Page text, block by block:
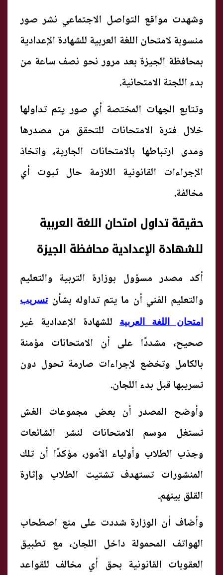
وشهدت مواقع التواصل الاجتماعي نشر صور
منسوبة لامتحان اللغة العربية للشهادة الإعدادية
بمحافظة الجيزة بعد مرور نحو نصف ساعة من
بدء اللجنة الامتحانية.
وتتابع الجهات المختصة أي صور يتم تداولها
خلال فترة الامتحانات للتحقق من مصدرها
ومدى ارتباطها بالامتحانات الجارية، واتخاذ
الإجراءات القانونية اللازمة حال ثبوت أي
مخالفة.
حقيقة تداول امتحان اللغة العربية
للشهادة الإعدادية محافظة الجيزة
أكد مصدر مسؤول بوزارة التربية والتعليم
والتعليم الفني أن ما يتم تداوله بشأنتسريب
امتحان اللغة العربية
للشهادة الإعدادية غير
صحيح، مشددًا على أن الامتحانات مؤمنة
بالكامل وتخضع لإجراءات صارمة تحول دون
تسريبها قبل بدء اللجان.
وأوضح المصدر أن بعض مجموعات الغش
تستغل موسم الامتحانات لنشر الشائعات
وجذب الطلاب وأولياء الأمور، مؤكدًا أن تلك
المنشورات تستهدف تشتيت الطلاب وإثارة
القلق بينهم.
وأضاف أن الوزارة شددت على منع اصطحاب
الهواتف المحمولة داخل اللجان، مع تطبيق
العقوبات القانونية بحق أي مخالف للقواعد